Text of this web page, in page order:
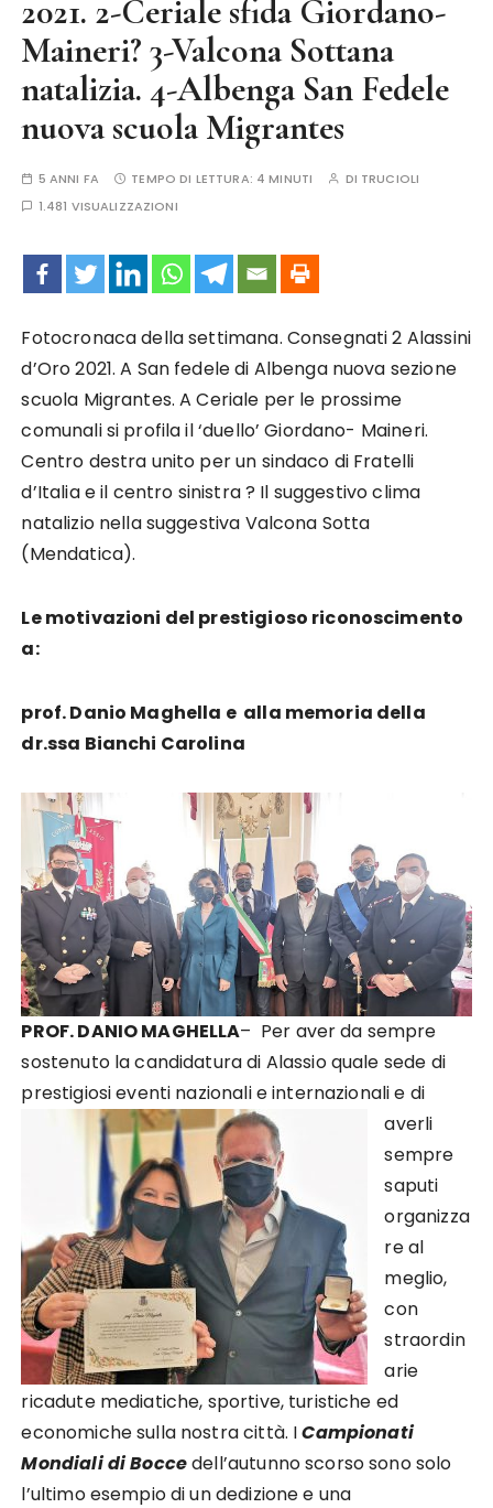
2021. 2-Ceriale sfida Giordano-
Maineri? 3-Valcona Sottana
natalizia. 4-Albenga San Fedele
nuova scuola Migrantes
5 ANNI FA TEMPO DI LETTURA: 4 MINUTI DI TRUCIOLI
1.481 VISUALIZZAZIONI
Fotocronaca della settimana. Consegnati 2 Alassini
d’Oro 2021. A San fedele di Albenga nuova sezione
scuola Migrantes. A Ceriale per le prossime
comunali si profila il ‘duello’ Giordano- Maineri.
Centro destra unito per un sindaco di Fratelli
d’Italia e il centro sinistra ? Il suggestivo clima
natalizio nella suggestiva Valcona Sotta
(Mendatica).
Le motivazioni del prestigioso riconoscimento
a:
prof. Danio Maghella e alla memoria della
dr.ssa Bianchi Carolina
PROF. DANIO MAGHELLA– Per aver da sempre
sostenuto la candidatura di Alassio quale sede di
prestigiosi eventi nazionali e internazionali e di
averli
sempre
saputi
organizza
re al
meglio,
con
straordin
arie
ricadute mediatiche, sportive, turistiche ed
economiche sulla nostra città. ICampionati
Mondiali di Boccedell’autunno scorso sono solo
l’ultimo esempio di un dedizione e una